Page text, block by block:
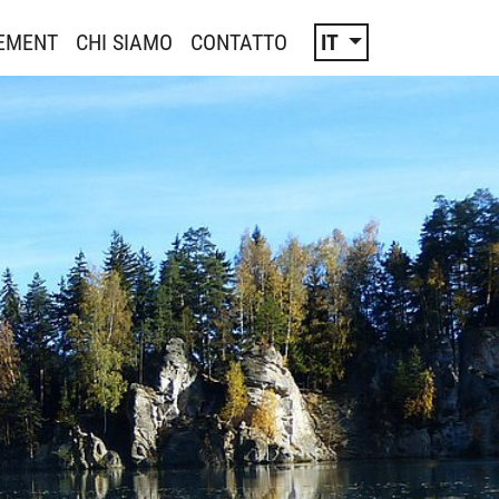
CHI SIAMO CONTATTO IT